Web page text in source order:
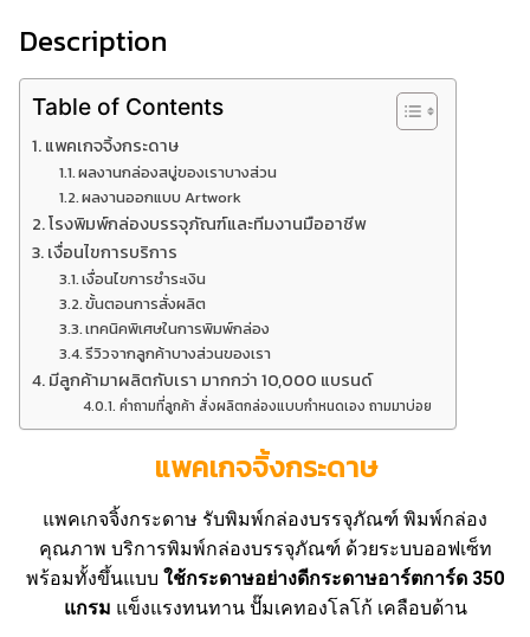
Description
Table of Contents
แพคเกจจิ้งกระดาษ
ผลงานกล่องสบู่ของเราบางส่วน
ผลงานออกแบบ Artwork
โรงพิมพ์กล่องบรรจุภัณฑ์และทีมงานมืออาชีพ
เงื่อนไขการบริการ
เงื่อนไขการชำระเงิน
ขั้นตอนการสั่งผลิต
เทคนิคพิเศษในการพิมพ์กล่อง
รีวิวจากลูกค้าบางส่วนของเรา
มีลูกค้ามาผลิตกับเรา มากกว่า 10,000 แบรนด์
คำถามที่ลูกค้า สั่งผลิตกล่องแบบกำหนดเอง ถามมาบ่อย
แพคเกจจิ้งกระดาษ
แพคเกจจิ้งกระดาษ รับพิมพ์กล่องบรรจุภัณฑ์ พิมพ์กล่อง
คุณภาพ บริการพิมพ์กล่องบรรจุภัณฑ์ ด้วยระบบออฟเซ็ท
พร้อมทั้งขึ้นแบบ ใช้กระดาษอย่างดีกระดาษอาร์ตการ์ด 350
แกรม แข็งแรงทนทาน ปั๊มเคทองโลโก้ เคลือบด้าน